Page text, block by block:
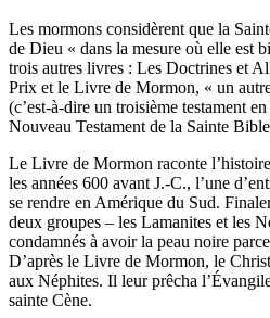
Les mormons considèrent que la
de Dieu « dans la mesure où elle est
trois autres livres : Les Doctrines et
Prix et le Livre de Mormon, « un
(c’est-à-dire un troisième testament
Nouveau Testament de la Sainte
Le Livre de Mormon raconte
les années 600 avant J.-C., l’une
se rendre en Amérique du Sud.
deux groupes – les Lamanites et les
condamnés à avoir la peau noire
D’après le Livre de Mormon, le
aux Néphites. Il leur prêcha
sainte Cène.